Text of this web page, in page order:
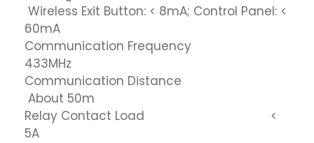
Wireless Exit Button: < 8mA; Control Panel: <
60mA
Communication Frequency
433MHz
Communication Distance
About 50m
Relay Contact Load <
5A